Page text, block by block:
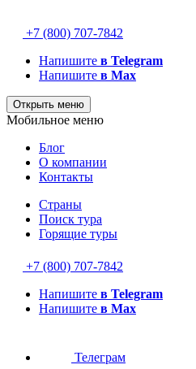
+7 (800) 707-7842
Напишите в Telegram
Напишите в Max
Открыть меню
Мобильное меню
Блог
О компании
Контакты
Страны
Поиск тура
Горящие туры
+7 (800) 707-7842
Напишите в Telegram
Напишите в Max
Телеграм